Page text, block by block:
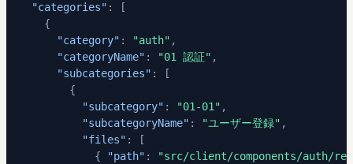
"categories" :
[
{
"category" : "auth" ,
"categoryName" : "01 認証" ,
"subcategories" :
[
{
"subcategory" : "01-01" ,
"subcategoryName" : "ユーザー登録" ,
"files" :
[
{
"path" :
"src/client/components/auth/